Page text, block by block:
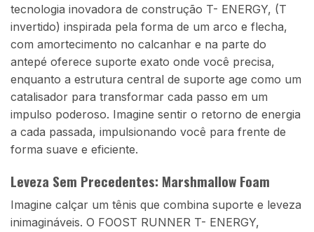
tecnologia inovadora de construção T- ENERGY, (T
invertido) inspirada pela forma de um arco e flecha,
com amortecimento no calcanhar e na parte do
antepé oferece suporte exato onde você precisa,
enquanto a estrutura central de suporte age como um
catalisador para transformar cada passo em um
impulso poderoso. Imagine sentir o retorno de energia
a cada passada, impulsionando você para frente de
forma suave e eficiente.
Leveza Sem Precedentes: Marshmallow Foam
Imagine calçar um tênis que combina suporte e leveza
inimagináveis. O FOOST RUNNER T- ENERGY,